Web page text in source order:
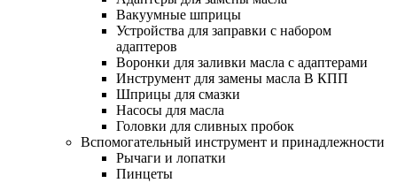
Вакуумные шприцы
Устройства для заправки с набором
адаптеров
Воронки для заливки масла с адаптерами
Инструмент для замены масла В КПП
Шприцы для смазки
Насосы для масла
Головки для сливных пробок
Вспомогательный инструмент и принадлежности
Рычаги и лопатки
Пинцеты